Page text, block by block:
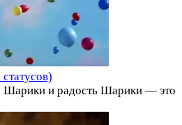
Шарики и радость Шарики — это